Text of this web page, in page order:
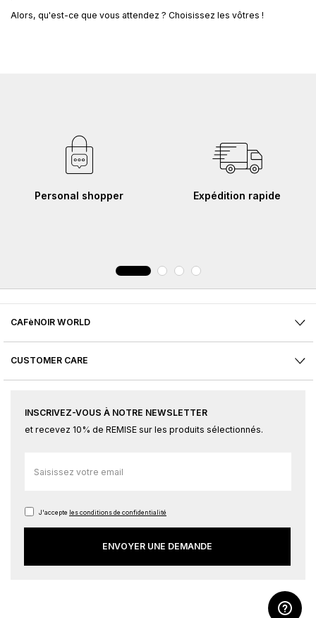
Alors, qu'est-ce que vous attendez ? Choisissez les vôtres !
Personal shopper Expédition rapide
CAFèNOIR WORLD
CUSTOMER CARE
INSCRIVEZ-VOUS À NOTRE NEWSLETTER
et recevez 10% de REMISE sur les produits sélectionnés.
newsletter
:
J'accepte les conditions de confidentialité
ENVOYER UNE DEMANDE